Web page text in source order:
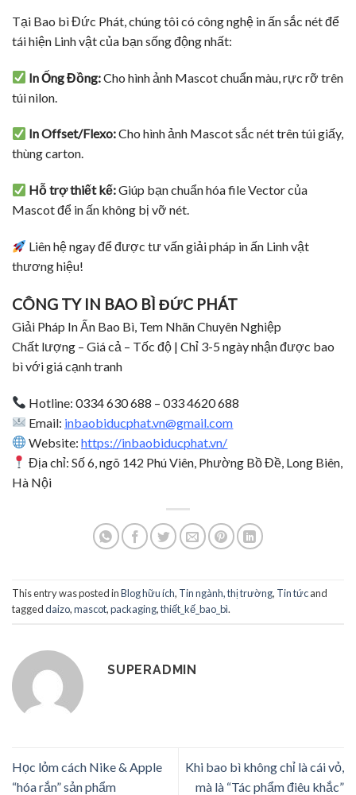
Tại Bao bì Đức Phát, chúng tôi có công nghệ in ấn sắc nét để
tái hiện Linh vật của bạn sống động nhất:
In Ống Đồng:Cho hình ảnh Mascot chuẩn màu, rực rỡ trên
túi nilon.
In Offset/Flexo:Cho hình ảnh Mascot sắc nét trên túi giấy,
thùng carton.
Hỗ trợ thiết kế:Giúp bạn chuẩn hóa file Vector của
Mascot để in ấn không bị vỡ nét.
Liên hệ ngay để được tư vấn giải pháp in ấn Linh vật
thương hiệu!
CÔNG TY IN BAO BÌ ĐỨC PHÁT
Giải Pháp In Ấn Bao Bì, Tem Nhãn Chuyên Nghiệp
Chất lượng – Giá cả – Tốc độ | Chỉ 3-5 ngày nhận được bao
bì với giá cạnh tranh
Hotline: 0334 630 688 – 033 4620 688
Email: inbaobiducphat.vn@gmail.com
Website:https://inbaobiducphat.vn/
Địa chỉ: Số 6, ngõ 142 Phú Viên, Phường Bồ Đề, Long Biên,
Hà Nội
This entry was posted inBlog hữu ích, Tin ngành, thị trường, Tin tứcand
taggeddaizo,mascot,packaging,thiết_kế_bao_bì.
SUPERADMIN
Học lỏm cách Nike & Apple
“hóa rắn” sản phẩm
Khi bao bì không chỉ là cái vỏ,
mà là “Tác phẩm điêu khắc”